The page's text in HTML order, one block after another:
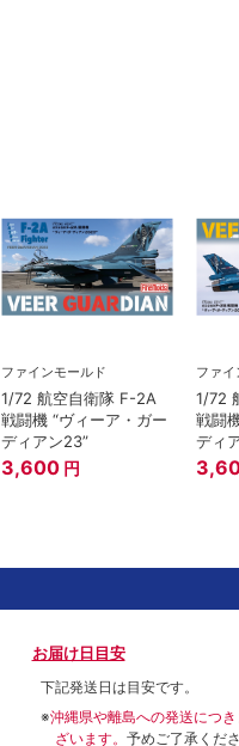
ファインモールド
1/72 航空自衛隊 F-2A
戦闘機 “ヴィーア・ガー
ディアン23”
3,600 円
ファイ
1/72
戦闘
ディ
お届け日目安
下記発送日は目安です。
※沖縄県や離島への発送につ
ざいます。 予めご了承くださ